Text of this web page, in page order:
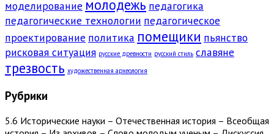
моделирование молодежь педагогика
педагогические технологии педагогическое
проектирование политика помещики пьянство
рисковая ситуация русские древности русский стиль славяне
трезвость художественная археология
Рубрики
5.6 Исторические науки – Отечественная история – Всеобщая